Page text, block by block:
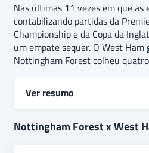
Nas últimas 11 vezes em que
contabilizando partidas da
Championship e da Copa da
um empate sequer. O West Ham
Nottingham Forest colheu
Ver resumo
A agenda do meio de semana
encontros das oitavas de final
Nottingham Forest x West